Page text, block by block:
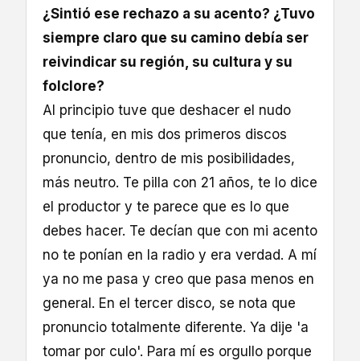
¿Sintió ese rechazo a su acento? ¿Tuvo
siempre claro que su camino debía ser
reivindicar su región, su cultura y su
folclore?
Al principio tuve que deshacer el nudo
que tenía, en mis dos primeros discos
pronuncio, dentro de mis posibilidades,
más neutro. Te pilla con 21 años, te lo dice
el productor y te parece que es lo que
debes hacer. Te decían que con mi acento
no te ponían en la radio y era verdad. A mí
ya no me pasa y creo que pasa menos en
general. En el tercer disco, se nota que
pronuncio totalmente diferente. Ya dije 'a
tomar por culo'. Para mí es orgullo porque